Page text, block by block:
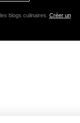
blogs culinaires. Créer un